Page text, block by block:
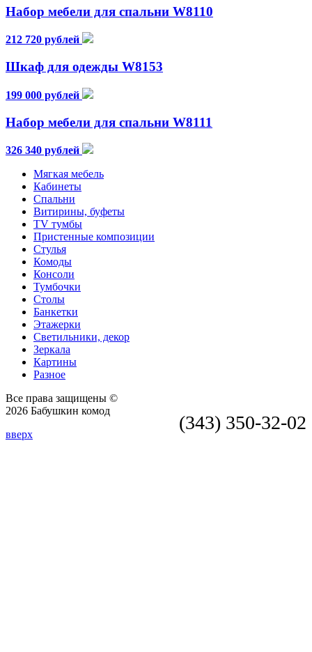
Набор мебели для спальни W8110
212 720 рублей
Шкаф для одежды W8153
199 000 рублей
Набор мебели для спальни W8111
326 340 рублей
Мягкая мебель
Кабинеты
Спальни
Витирины, буфеты
TV тумбы
Пристенные композиции
Стулья
Комоды
Консоли
Тумбочки
Столы
Банкетки
Этажерки
Светильники, декор
Зеркала
Картины
Разное
(343) 350-32-02
Все права защищены ©
2026 Бабушкин комод
вверх